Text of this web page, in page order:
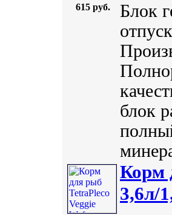
615 руб.
Блок
блок
Корм
3,6л/